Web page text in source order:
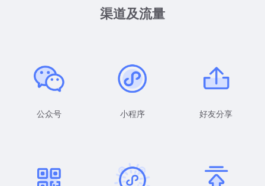
渠道及流量
公众号 小程序 好友分享